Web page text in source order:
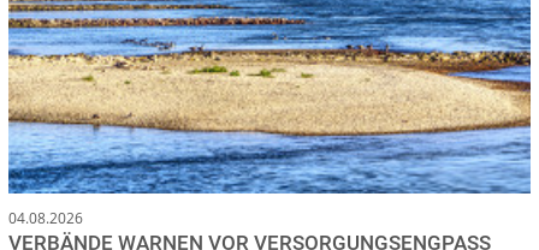
04.08.2026
VERBÄNDE WARNEN VOR VERSORGUNGSENGPASS